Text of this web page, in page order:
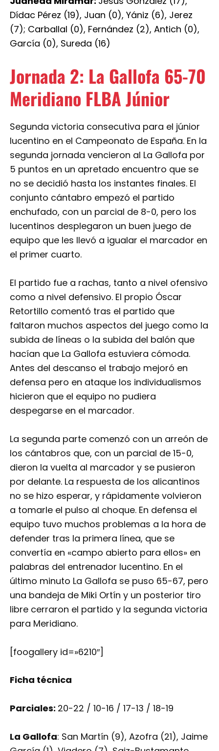
Dídac Pérez (19), Juan (0), Yániz (6), Jerez
(7); Carballal (0), Fernández (2), Antich (0),
García (0), Sureda (16)
Jornada 2: La Gallofa 65-70
Meridiano FLBA Júnior
Segunda victoria consecutiva para el júnior
lucentino en el Campeonato de España. En la
segunda jornada vencieron al La Gallofa por
5 puntos en un apretado encuentro que se
no se decidió hasta los instantes finales. El
conjunto cántabro empezó el partido
enchufado, con un parcial de 8-0, pero los
lucentinos desplegaron un buen juego de
equipo que les llevó a igualar el marcador en
el primer cuarto.
El partido fue a rachas, tanto a nivel ofensivo
como a nivel defensivo. El propio Óscar
Retortillo comentó tras el partido que
faltaron muchos aspectos del juego como la
subida de líneas o la subida del balón que
hacían que La Gallofa estuviera cómoda.
Antes del descanso el trabajo mejoró en
defensa pero en ataque los individualismos
hicieron que el equipo no pudiera
despegarse en el marcador.
La segunda parte comenzó con un arreón de
los cántabros que, con un parcial de 15-0,
dieron la vuelta al marcador y se pusieron
por delante. La respuesta de los alicantinos
no se hizo esperar, y rápidamente volvieron
a tomarle el pulso al choque. En defensa el
equipo tuvo muchos problemas a la hora de
defender tras la primera línea, que se
convertía en «campo abierto para ellos» en
palabras del entrenador lucentino. En el
último minuto La Gallofa se puso 65-67, pero
una bandeja de Miki Ortín y un posterior tiro
libre cerraron el partido y la segunda victoria
para Meridiano.
[foogallery id=»6210″]
Ficha técnica
Parciales: 20-22 / 10-16 / 17-13 / 18-19
La Gallofa: San Martín (9), Azofra (21), Jaime